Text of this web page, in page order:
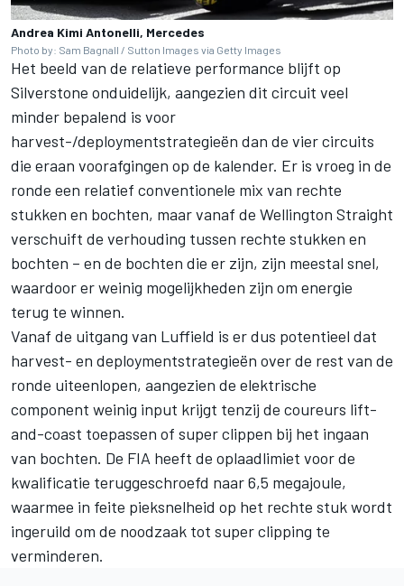
Andrea Kimi Antonelli, Mercedes
Photo by: Sam Bagnall / Sutton Images via Getty Images
Het beeld van de relatieve performance blijft op
Silverstone onduidelijk, aangezien dit circuit veel
minder bepalend is voor
harvest-/deploymentstrategieën dan de vier circuits
die eraan voorafgingen op de kalender. Er is vroeg in de
ronde een relatief conventionele mix van rechte
stukken en bochten, maar vanaf de Wellington Straight
verschuift de verhouding tussen rechte stukken en
bochten – en de bochten die er zijn, zijn meestal snel,
waardoor er weinig mogelijkheden zijn om energie
terug te winnen.
Vanaf de uitgang van Luffield is er dus potentieel dat
harvest- en deploymentstrategieën over de rest van de
ronde uiteenlopen, aangezien de elektrische
component weinig input krijgt tenzij de coureurs lift-
and-coast toepassen of super clippen bij het ingaan
van bochten. De FIA heeft de oplaadlimiet voor de
kwalificatie teruggeschroefd naar 6,5 megajoule,
waarmee in feite pieksnelheid op het rechte stuk wordt
ingeruild om de noodzaak tot super clipping te
verminderen.